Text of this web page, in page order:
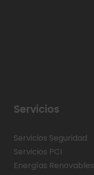
Servicios
Servicios Seguridad
Servicios PCI
Energías Renovables